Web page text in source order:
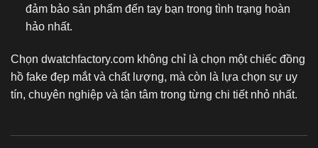
đảm bảo sản phẩm đến tay bạn trong tình trạng hoàn
hảo nhất.
Chọn dwatchfactory.com không chỉ là chọn một chiếc đồng
hồ fake đẹp mắt và chất lượng, mà còn là lựa chọn sự uy
tín, chuyên nghiệp và tận tâm trong từng chi tiết nhỏ nhất.